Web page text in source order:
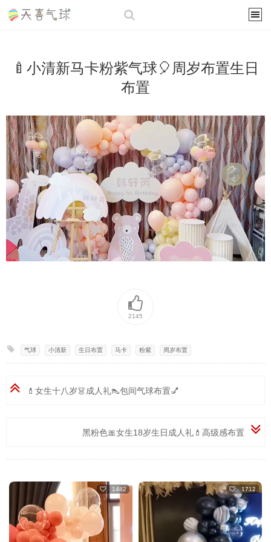
🍼小清新马卡粉紫气球🎈周岁布置生日
布置
2145
气球 小清新 生日布置 马卡 粉紫 周岁布置
💄女生十八岁👗成人礼👠包间气球布置💅
黑粉色🎀女生18岁生日成人礼💄高级感布置
1482 1712